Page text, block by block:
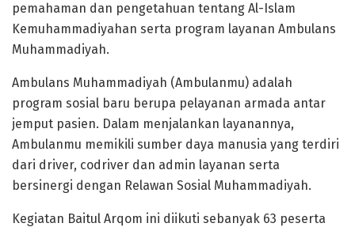
pemahaman dan pengetahuan tentang Al-Islam
Kemuhammadiyahan serta program layanan Ambulans
Muhammadiyah.
Ambulans Muhammadiyah (Ambulanmu) adalah
program sosial baru berupa pelayanan armada antar
jemput pasien. Dalam menjalankan layanannya,
Ambulanmu memikili sumber daya manusia yang terdiri
dari driver, codriver dan admin layanan serta
bersinergi dengan Relawan Sosial Muhammadiyah.
Kegiatan Baitul Arqom ini diikuti sebanyak 63 peserta